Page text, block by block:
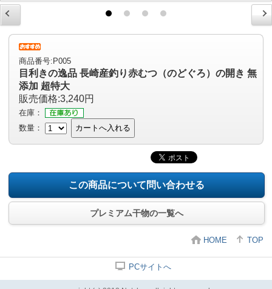
商品番号:P005
目利きの逸品 長崎産釣り赤むつ（のどぐろ）の開き 無
添加 超特大
販売価格:3,240円
在庫：
数量：
カートへ入れる
この商品について問い合わせる
プレミアム干物の一覧へ
HOME TOP
PCサイトへ